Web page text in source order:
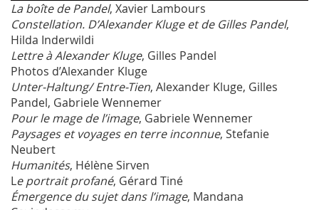
La boîte de Pandel, Xavier Lambours
Constellation. D’Alexander Kluge et de Gilles Pandel,
Hilda Inderwildi
Lettre à Alexander Kluge, Gilles Pandel
Photos d’Alexander Kluge
Unter-Haltung/ Entre-Tien, Alexander Kluge, Gilles
Pandel, Gabriele Wennemer
Pour le mage de l’image, Gabriele Wennemer
Paysages et voyages en terre inconnue, Stefanie
Neubert
Humanités, Hélène Sirven
Le portrait profané, Gérard Tiné
Émergence du sujet dans l’image, Mandana